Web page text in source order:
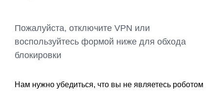
Пожалуйста, отключите VPN или
воспользуйтесь формой ниже для обхода
блокировки
Нам нужно убедиться, что вы не являетесь роботом